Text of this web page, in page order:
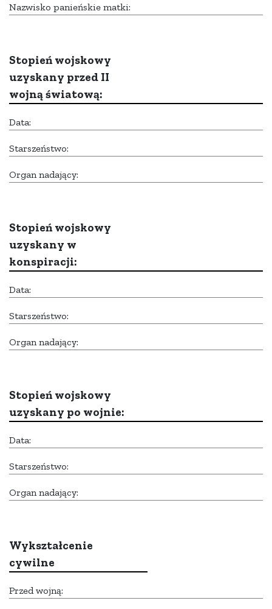
Nazwisko panieńskie matki:
Stopień wojskowy
uzyskany przed II
wojną światową:
Data:
Starszeństwo:
Organ nadający:
Stopień wojskowy
uzyskany w
konspiracji:
Data:
Starszeństwo:
Organ nadający:
Stopień wojskowy
uzyskany po wojnie:
Data:
Starszeństwo:
Organ nadający:
Wykształcenie
cywilne
Przed wojną: